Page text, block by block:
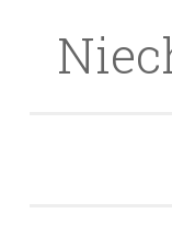
Skip to content